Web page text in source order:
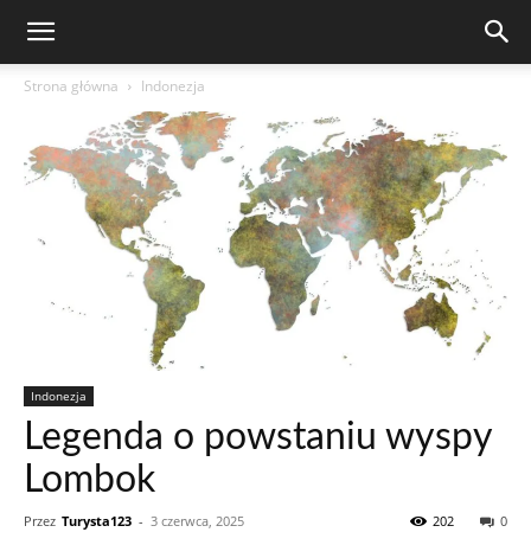
Strona główna Indonezja
Indonezja
Legenda o powstaniu wyspy
Lombok
Przez Turysta123 - 3 czerwca, 2025 0
202